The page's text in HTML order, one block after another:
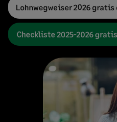
Lohnwegweiser 2026 gratis
Checkliste 2025-2026